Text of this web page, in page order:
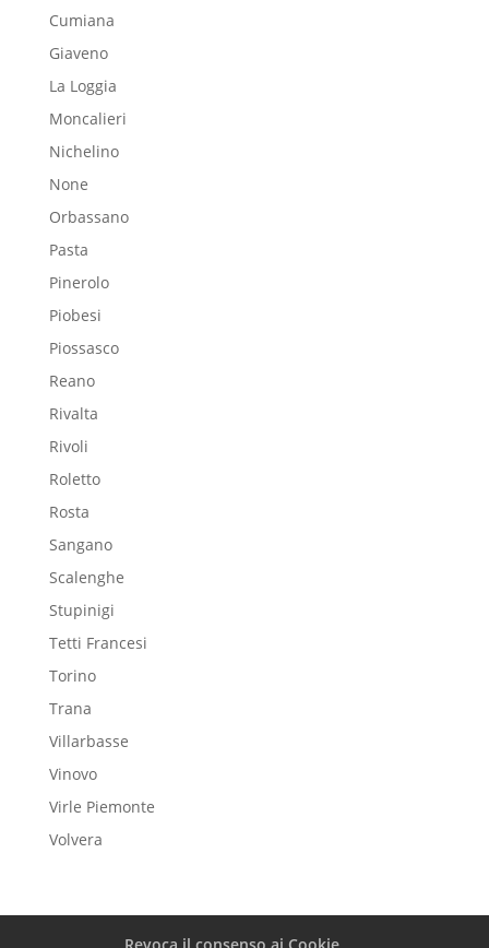
Cumiana
Giaveno
La Loggia
Moncalieri
Nichelino
None
Orbassano
Pasta
Pinerolo
Piobesi
Piossasco
Reano
Rivalta
Rivoli
Roletto
Rosta
Sangano
Scalenghe
Stupinigi
Tetti Francesi
Torino
Trana
Villarbasse
Vinovo
Virle Piemonte
Volvera